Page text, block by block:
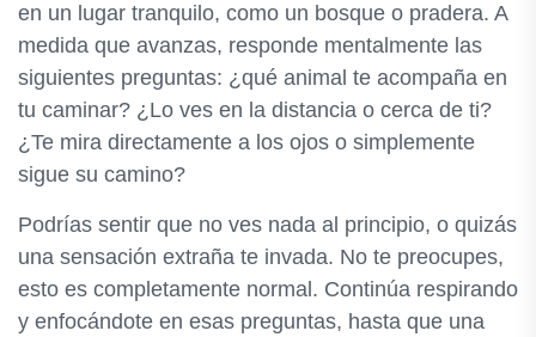
en un lugar tranquilo, como un bosque o pradera. A
medida que avanzas, responde mentalmente las
siguientes preguntas: ¿qué animal te acompaña en
tu caminar? ¿Lo ves en la distancia o cerca de ti?
¿Te mira directamente a los ojos o simplemente
sigue su camino?
Podrías sentir que no ves nada al principio, o quizás
una sensación extraña te invada. No te preocupes,
esto es completamente normal. Continúa respirando
y enfocándote en esas preguntas, hasta que una